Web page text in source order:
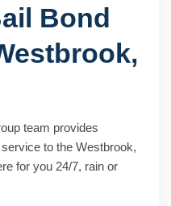
Bond
team provides
to the Westbrook,
for you 24/7, rain or